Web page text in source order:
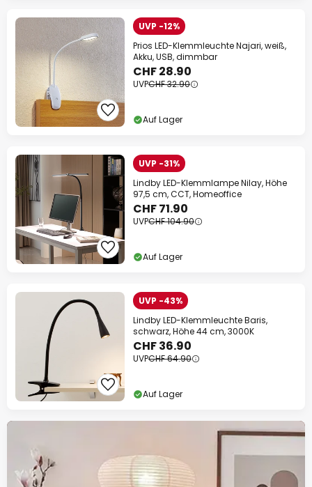
UVP -12%
Prios LED-Klemmleuchte Najari, weiß,
Akku, USB, dimmbar
CHF 28.90
UVPCHF 32.90
Auf Lager
UVP -31%
Lindby LED-Klemmlampe Nilay, Höhe
97,5 cm, CCT, Homeoffice
CHF 71.90
UVPCHF 104.90
Auf Lager
UVP -43%
Lindby LED-Klemmleuchte Baris,
schwarz, Höhe 44 cm, 3000K
CHF 36.90
UVPCHF 64.90
Auf Lager